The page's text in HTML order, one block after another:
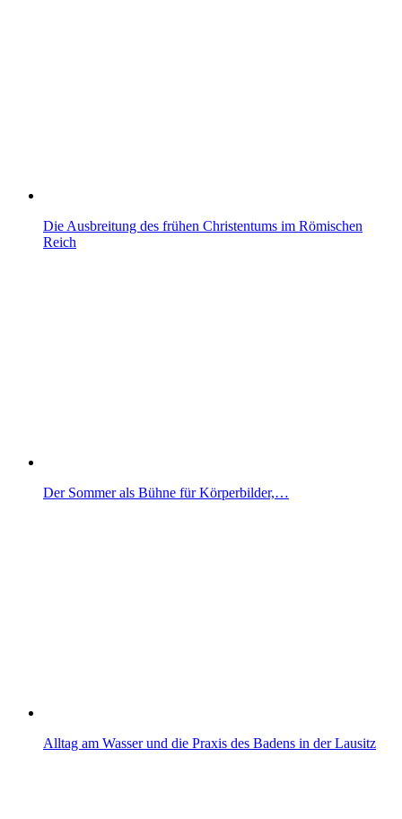
Die Ausbreitung des frühen Christentums im Römischen
Reich
Der Sommer als Bühne für Körperbilder,…
Alltag am Wasser und die Praxis des Badens in der Lausitz